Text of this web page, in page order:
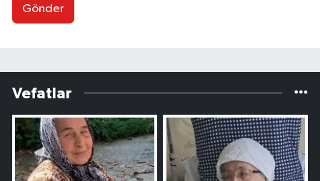
Gönder
Vefatlar